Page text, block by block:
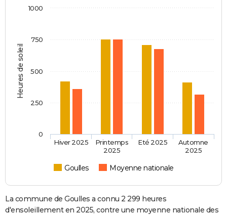
Heures de soleil
Goulles Moyenne nationale
Hiver 2025
Printemps
2025
Eté 2025
Automne
2025
0
250
500
750
1000
La commune de Goulles a connu 2 299 heures
d'ensoleillement en 2025, contre une moyenne nationale des